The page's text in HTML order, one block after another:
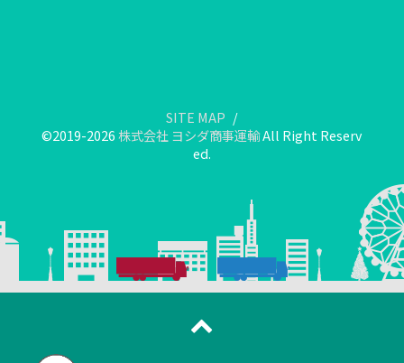
SITE MAP
©2019-2026株式会社 ヨシダ商事運輸All Right Reserv
ed.